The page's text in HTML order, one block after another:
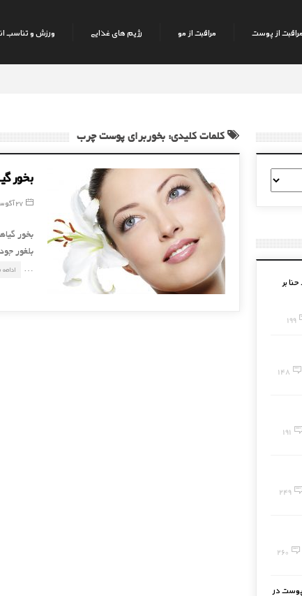
مراقبت از پوست مراقبت از مو رژیم های غذایی ورزش و تناسب
کلمات کلیدی: بخوربرای پوست چرب
بخور
27 آگوست, 2017
بخور
بلغور
…
بر
199
148
191
249
260
در